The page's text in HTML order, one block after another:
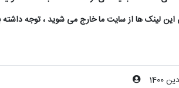
لینک ها از سایت ما خارج می شوید ، توجه داشته